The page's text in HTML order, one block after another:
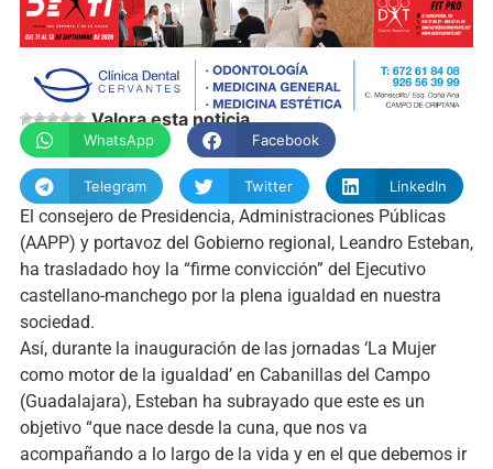
Valora esta noticia
WhatsApp Facebook
Telegram Twitter LinkedIn
El consejero de Presidencia, Administraciones Públicas
(AAPP) y portavoz del Gobierno regional, Leandro Esteban,
ha trasladado hoy la “firme convicción” del Ejecutivo
castellano-manchego por la plena igualdad en nuestra
sociedad.
Así, durante la inauguración de las jornadas ‘La Mujer
como motor de la igualdad’ en Cabanillas del Campo
(Guadalajara), Esteban ha subrayado que este es un
objetivo “que nace desde la cuna, que nos va
acompañando a lo largo de la vida y en el que debemos ir